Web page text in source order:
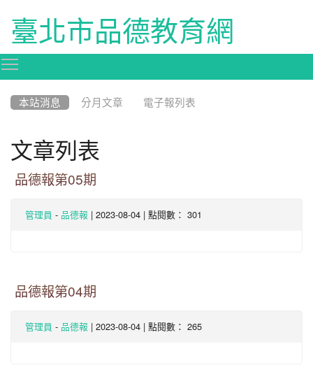
臺北市品德教育網
本站消息 分月文章 電子報列表
文章列表
品德報第05期
管理員 - 品德報 | 2023-08-04 | 點閱數： 301
品德報第04期
管理員 - 品德報 | 2023-08-04 | 點閱數： 265